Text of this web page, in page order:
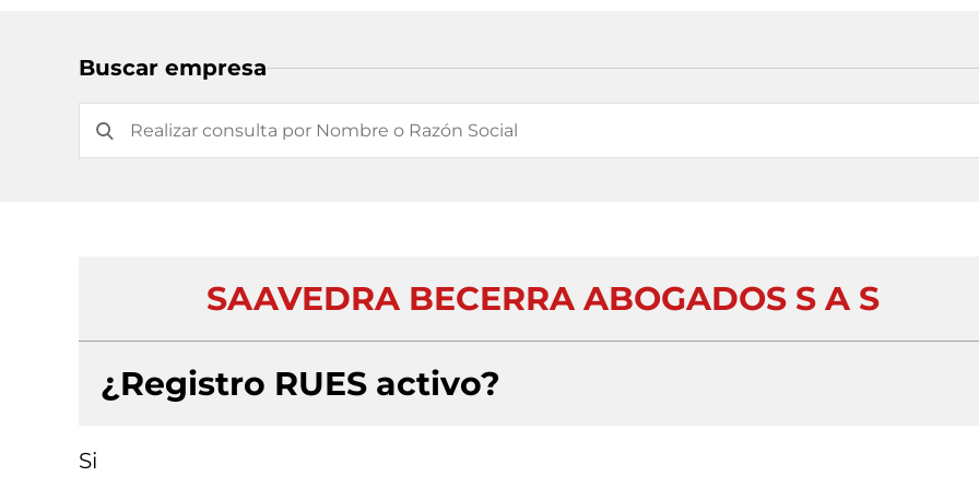
Buscar empresa
SAAVEDRA BECERRA ABOGADOS S A S
¿Registro RUES activo?
Si